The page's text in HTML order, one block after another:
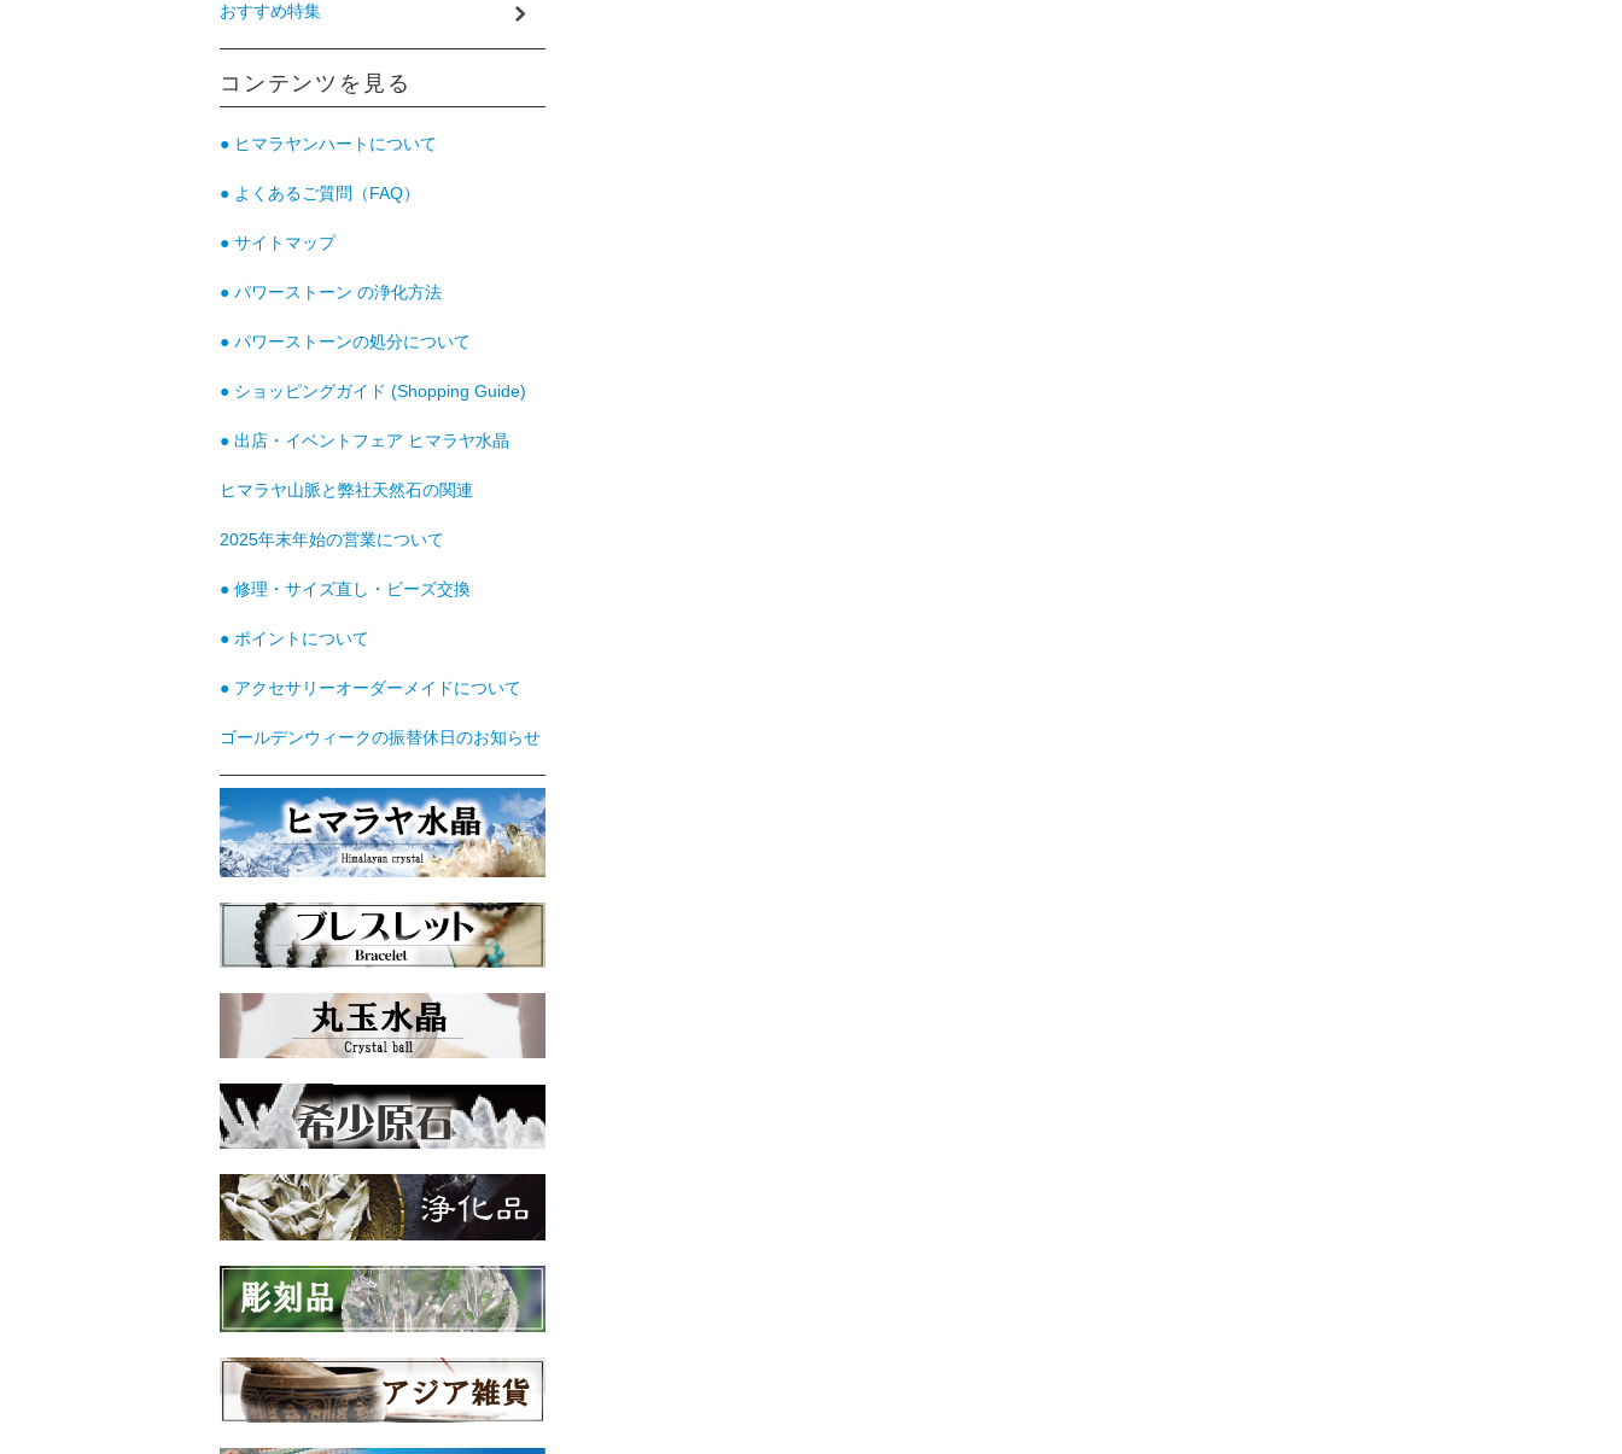
おすすめ特集
コンテンツを見る
● ヒマラヤンハートについて
● よくあるご質問（FAQ）
● サイトマップ
● パワーストーン の浄化方法
● パワーストーンの処分について
● ショッピングガイド (Shopping Guide)
● 出店・イベントフェア ヒマラヤ水晶
ヒマラヤ山脈と弊社天然石の関連
2025年末年始の営業について
● 修理・サイズ直し・ビーズ交換
● ポイントについて
● アクセサリーオーダーメイドについて
ゴールデンウィークの振替休日のお知らせ